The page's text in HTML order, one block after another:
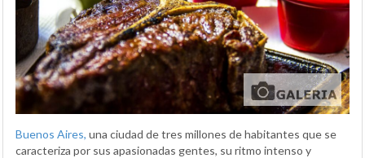
Buenos Aires, una ciudad de tres millones de habitantes que se
caracteriza por sus apasionadas gentes, su ritmo intenso y